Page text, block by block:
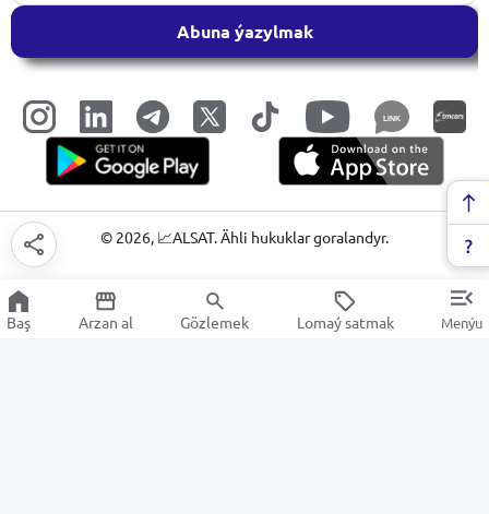
Abuna ýazylmak
LINK
© 2026, 📈ALSAT. Ähli hukuklar goralandyr.
Baş Arzan al Gözlemek Lomaý satmak Menýu